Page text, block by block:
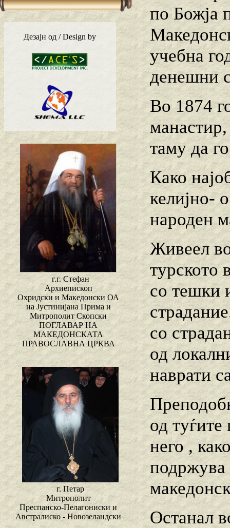
Дезајн од / Design by
г.г. Стефан
Архиепископ
Охридски и Македонски ОА
на Јустинијана Прима и
Митрополит Скопски
ПОГЛАВАР НА
МАКЕДОНСКАТА
ПРАВОСЛАВНА ЦРКВА
г. Петар
Митрополит
Преспанско-Пелагониски и
Австралиско - Новозеландски
по Божја
учебна
денешни
Во 1874
таму да
Како
келијно-
народен
Живеел
турското
со тешки
со
од
наврати
од
него ,
подржува
Останал